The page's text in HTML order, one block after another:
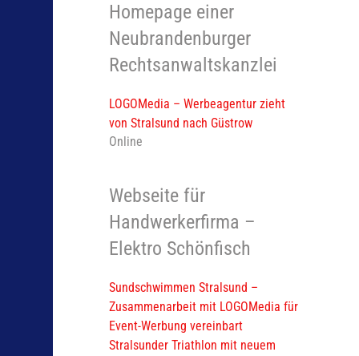
Homepage einer
Neubrandenburger
Rechtsanwaltskanzlei
LOGOMedia – Werbeagentur zieht
von Stralsund nach Güstrow
Online
Webseite für
Handwerkerfirma –
Elektro Schönfisch
Sundschwimmen Stralsund –
Zusammenarbeit mit LOGOMedia für
Event-Werbung vereinbart
Stralsunder Triathlon mit neuem